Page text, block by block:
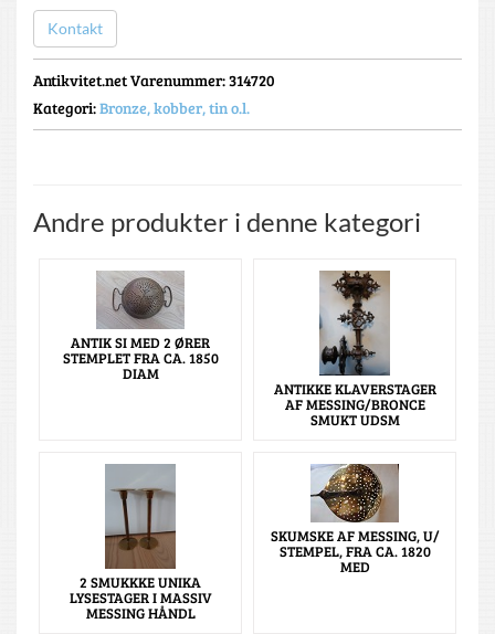
Kontakt
Antikvitet.net Varenummer: 314720
Kategori:Bronze, kobber, tin o.l.
Andre produkter i denne kategori
ANTIK SI MED 2 ØRER
STEMPLET FRA CA. 1850
DIAM
ANTIKKE KLAVERSTAGER
AF MESSING/BRONCE
SMUKT UDSM
2 SMUKKKE UNIKA
LYSESTAGER I MASSIV
MESSING HÅNDL
SKUMSKE AF MESSING, U/
STEMPEL, FRA CA. 1820
MED